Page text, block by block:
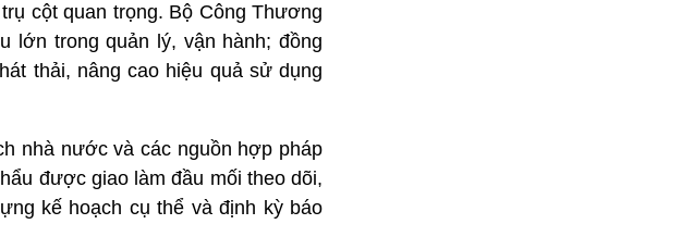
cột quan trọng. Bộ Công Thương
lớn trong quản lý, vận hành; đồng
thải, nâng cao hiệu quả sử dụng
nhà nước và các nguồn hợp pháp
được giao làm đầu mối theo dõi,
kế hoạch cụ thể và định kỳ báo